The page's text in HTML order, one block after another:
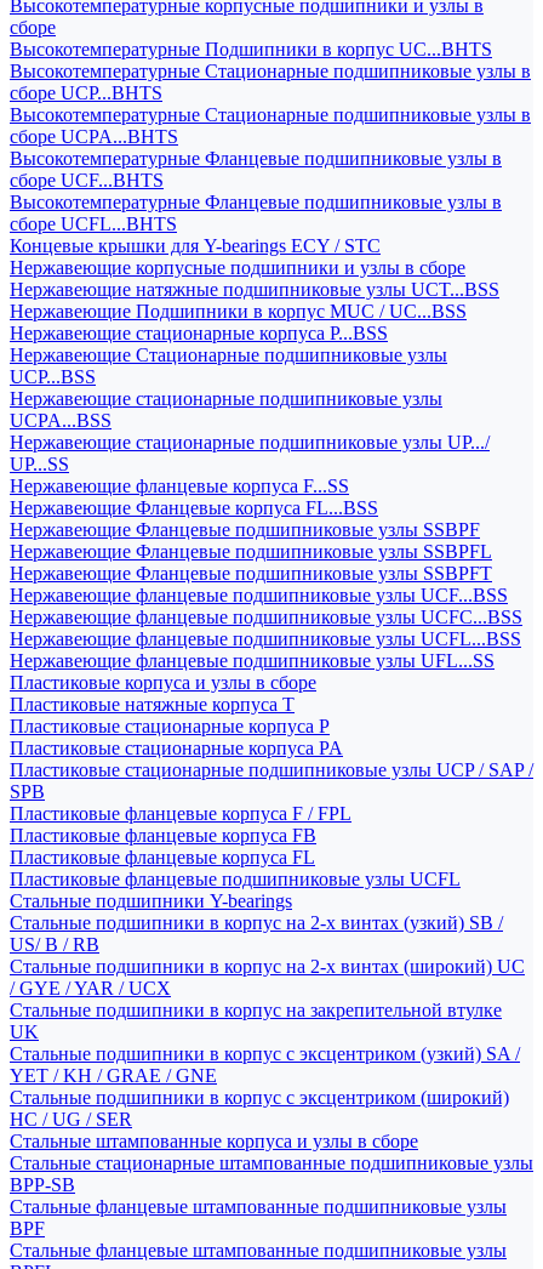
Высокотемпературные корпусные подшипники и узлы в
сборе
Высокотемпературные Подшипники в корпус UC...BHTS
Высокотемпературные Стационарные подшипниковые узлы в
сборе UCP...BHTS
Высокотемпературные Стационарные подшипниковые узлы в
сборе UCPA...BHTS
Высокотемпературные Фланцевые подшипниковые узлы в
сборе UCF...BHTS
Высокотемпературные Фланцевые подшипниковые узлы в
сборе UCFL...BHTS
Концевые крышки для Y-bearings ECY / STC
Нержавеющие корпусные подшипники и узлы в сборе
Нержавеющие натяжные подшипниковые узлы UCT...BSS
Нержавеющие Подшипники в корпус MUC / UC...BSS
Нержавеющие стационарные корпуса P...BSS
Нержавеющие Стационарные подшипниковые узлы
UCP...BSS
Нержавеющие стационарные подшипниковые узлы
UCPA...BSS
Нержавеющие стационарные подшипниковые узлы UP.../
UP...SS
Нержавеющие фланцевые корпуса F...SS
Нержавеющие Фланцевые корпуса FL...BSS
Нержавеющие Фланцевые подшипниковые узлы SSBPF
Нержавеющие Фланцевые подшипниковые узлы SSBPFL
Нержавеющие Фланцевые подшипниковые узлы SSBPFT
Нержавеющие фланцевые подшипниковые узлы UCF...BSS
Нержавеющие фланцевые подшипниковые узлы UCFC...BSS
Нержавеющие фланцевые подшипниковые узлы UCFL...BSS
Нержавеющие фланцевые подшипниковые узлы UFL...SS
Пластиковые корпуса и узлы в сборе
Пластиковые натяжные корпуса T
Пластиковые стационарные корпуса P
Пластиковые стационарные корпуса PA
Пластиковые стационарные подшипниковые узлы UCP / SAP /
SPB
Пластиковые фланцевые корпуса F / FPL
Пластиковые фланцевые корпуса FB
Пластиковые фланцевые корпуса FL
Пластиковые фланцевые подшипниковые узлы UCFL
Стальные подшипники Y-bearings
Стальные подшипники в корпус на 2-х винтах (узкий) SB /
US/ B / RB
Стальные подшипники в корпус на 2-х винтах (широкий) UC
/ GYE / YAR / UCX
Стальные подшипники в корпус на закрепительной втулке
UK
Стальные подшипники в корпус с эксцентриком (узкий) SA /
YET / KH / GRAE / GNE
Стальные подшипники в корпус с эксцентриком (широкий)
HC / UG / SER
Стальные штампованные корпуса и узлы в сборе
Стальные стационарные штампованные подшипниковые узлы
BPP-SB
Стальные фланцевые штампованные подшипниковые узлы
BPF
Стальные фланцевые штампованные подшипниковые узлы